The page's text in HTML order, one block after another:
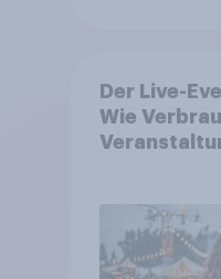
Der Live-
Wie